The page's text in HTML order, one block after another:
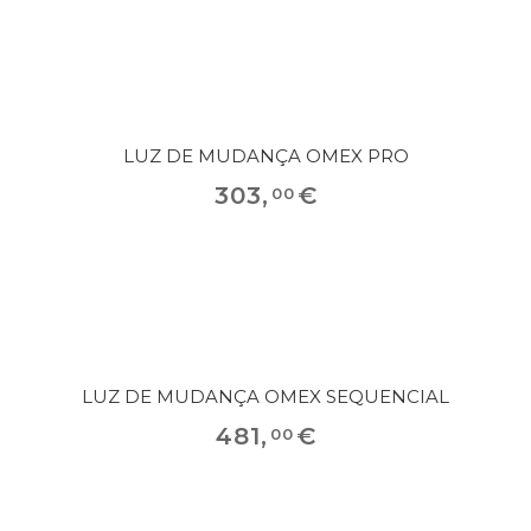
LUZ DE MUDANÇA OMEX PRO
303, 00 €
LUZ DE MUDANÇA OMEX SEQUENCIAL
481, 00 €